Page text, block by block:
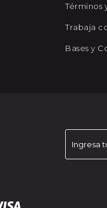
Términos
Trabaja
Bases y